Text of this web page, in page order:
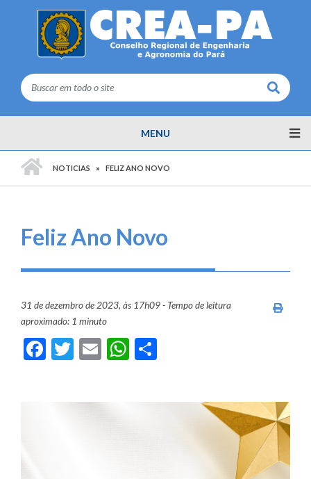
Buscar
MENU
NOTICIAS FELIZ ANO NOVO
Feliz Ano Novo
31 de dezembro de 2023, às 17h09 - Tempo de leitura
aproximado: 1 minuto
Facebook
Twitter
EmailWhatsApp